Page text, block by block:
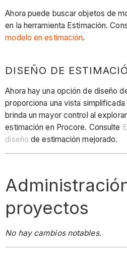
Ahora puede buscar objetos de
en la herramienta Estimación.
modelo en estimación.
DISEÑO DE
Ahora hay una opción de diseño
proporciona una vista
brinda un mayor control al
estimación en Procore. Consulte
diseño de estimación mejorado.
proyectos
No hay cambios notables.